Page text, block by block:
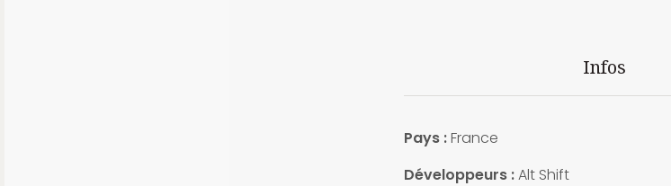
Infos
Pays :France
Développeurs :Alt Shift